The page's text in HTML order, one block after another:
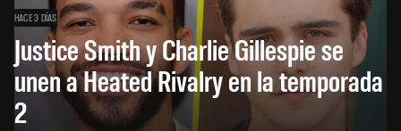
HACE 3 DÍAS
Justice Smith y Charlie Gillespie se
unen a Heated Rivalry en la temporada
2